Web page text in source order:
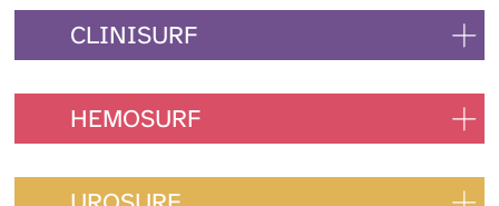
CLINISURF
HEMOSURF